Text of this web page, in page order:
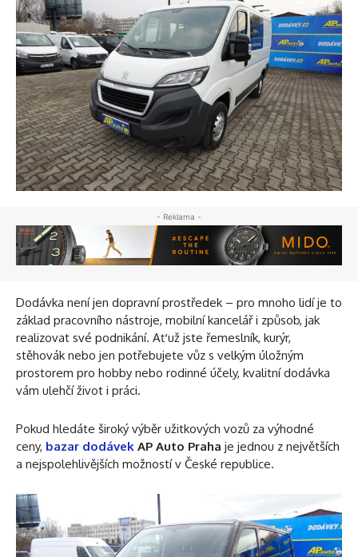
- Reklama -
Dodávka není jen dopravní prostředek – pro mnoho lidí je to
základ pracovního nástroje, mobilní kancelář i způsob, jak
realizovat své podnikání. Ať už jste řemeslník, kurýr,
stěhovák nebo jen potřebujete vůz s velkým úložným
prostorem pro hobby nebo rodinné účely, kvalitní dodávka
vám ulehčí život i práci.
Pokud hledáte široký výběr užitkových vozů za výhodné
ceny, bazar dodávek AP Auto Praha je jednou z největších
a nejspolehlivějších možností v České republice.